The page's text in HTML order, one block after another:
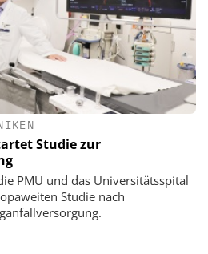
Studie zur
PMU und das Universitätsspital
Studie nach